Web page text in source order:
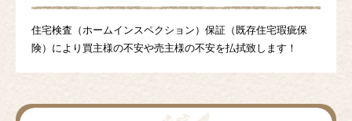
住宅検査（ホームインスペクション）保証（既存住宅瑕疵保
険）により買主様の不安や売主様の不安を払拭致します！